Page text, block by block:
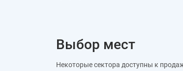
Выбор мест
Некоторые сектора доступны к